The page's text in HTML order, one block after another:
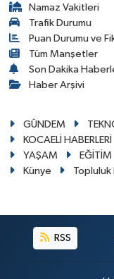
Namaz Vakitleri
Trafik Durumu
Puan Durumu ve
Tüm Manşetler
Son Dakika
Haber Arşivi
GÜNDEM
KOCAELİ HABERLERİ
YAŞAM
EĞİTİM
Künye
Topluluk
RSS